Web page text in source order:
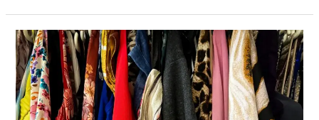
Win­
ke­
len